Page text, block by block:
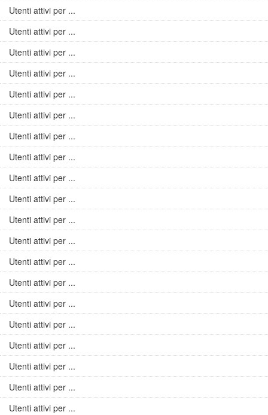
Utenti attivi per ...
Utenti attivi per ...
Utenti attivi per ...
Utenti attivi per ...
Utenti attivi per ...
Utenti attivi per ...
Utenti attivi per ...
Utenti attivi per ...
Utenti attivi per ...
Utenti attivi per ...
Utenti attivi per ...
Utenti attivi per ...
Utenti attivi per ...
Utenti attivi per ...
Utenti attivi per ...
Utenti attivi per ...
Utenti attivi per ...
Utenti attivi per ...
Utenti attivi per ...
Utenti attivi per ...